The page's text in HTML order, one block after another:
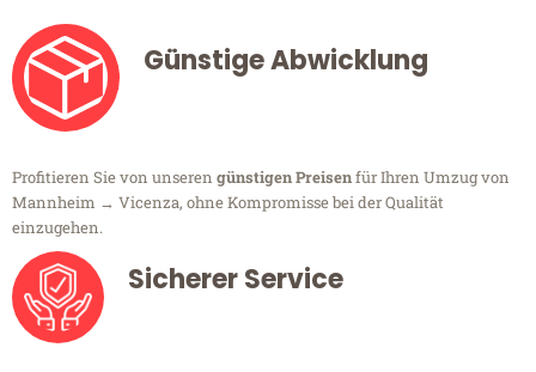
Günstige Abwicklung
Profitieren Sie von unseren günstigen Preisenfür Ihren Umzug von
Mannheim → Vicenza, ohne Kompromisse bei der Qualität
einzugehen.
Sicherer Service